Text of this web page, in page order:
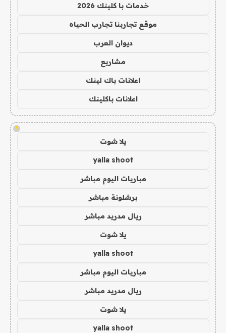
خدمات با كلينك 2026
موقع تجاربنا تجارب الحياه
ديوان العرب
مشاريع
اعلانات باك لينك
اعلانات باكلينك
!
يلا شوت
yalla shoot
مباريات اليوم مباشر
برشلونة مباشر
ريال مدريد مباشر
يلا شوت
yalla shoot
مباريات اليوم مباشر
ريال مدريد مباشر
يلا شوت
yalla shoot